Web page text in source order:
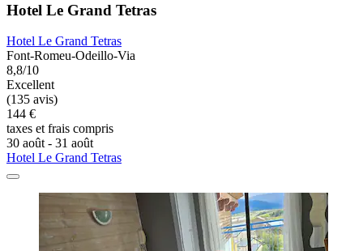
Hotel Le Grand Tetras
Hotel Le Grand Tetras
Font-Romeu-Odeillo-Via
8,8/10
Excellent
(135 avis)
144 €
taxes et frais compris
30 août - 31 août
Hotel Le Grand Tetras